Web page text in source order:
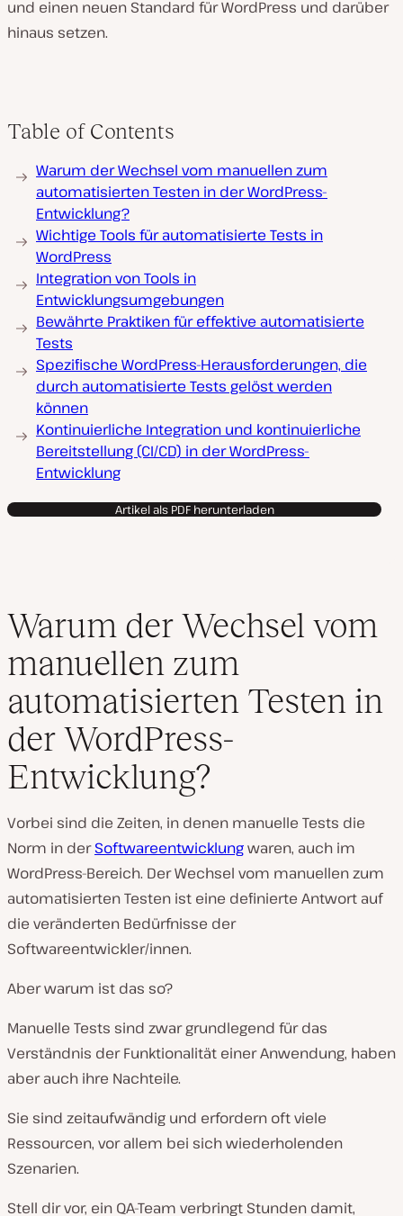
und einen neuen Standard für WordPress und darüber
hinaus setzen.
Table of Contents
Warum der Wechsel vom manuellen zum
automatisierten Testen in der WordPress-
Entwicklung?
Wichtige Tools für automatisierte Tests in
WordPress
Integration von Tools in
Entwicklungsumgebungen
Bewährte Praktiken für effektive automatisierte
Tests
Spezifische WordPress-Herausforderungen, die
durch automatisierte Tests gelöst werden
können
Kontinuierliche Integration und kontinuierliche
Bereitstellung (CI/CD) in der WordPress-
Entwicklung
Artikel als PDF herunterladen
Warum der Wechsel vom
manuellen zum
automatisierten Testen in
der WordPress-
Entwicklung?
Vorbei sind die Zeiten, in denen manuelle Tests die
Norm in derSoftwareentwicklungwaren, auch im
WordPress-Bereich. Der Wechsel vom manuellen zum
automatisierten Testen ist eine definierte Antwort auf
die veränderten Bedürfnisse der
Softwareentwickler/innen.
Aber warum ist das so?
Manuelle Tests sind zwar grundlegend für das
Verständnis der Funktionalität einer Anwendung, haben
aber auch ihre Nachteile.
Sie sind zeitaufwändig und erfordern oft viele
Ressourcen, vor allem bei sich wiederholenden
Szenarien.
Stell dir vor, ein QA-Team verbringt Stunden damit,